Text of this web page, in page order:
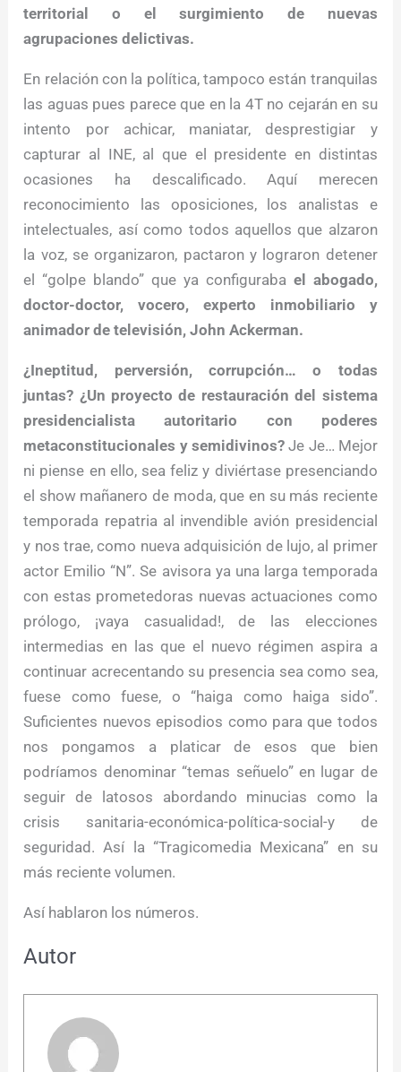
territorial o el surgimiento de nuevas
agrupaciones delictivas.
En relación con la política, tampoco están tranquilas
las aguas pues parece que en la 4T no cejarán en su
intento por achicar, maniatar, desprestigiar y
capturar al INE, al que el presidente en distintas
ocasiones ha descalificado. Aquí merecen
reconocimiento las oposiciones, los analistas e
intelectuales, así como todos aquellos que alzaron
la voz, se organizaron, pactaron y lograron detener
el “golpe blando” que ya configuraba el abogado,
doctor-doctor, vocero, experto inmobiliario y
animador de televisión, John Ackerman.
¿Ineptitud, perversión, corrupción… o todas
juntas? ¿Un proyecto de restauración del sistema
presidencialista autoritario con poderes
metaconstitucionales y semidivinos?Je Je… Mejor
ni piense en ello, sea feliz y diviértase presenciando
el show mañanero de moda, que en su más reciente
temporada repatria al invendible avión presidencial
y nos trae, como nueva adquisición de lujo, al primer
actor Emilio “N”. Se avisora ya una larga temporada
con estas prometedoras nuevas actuaciones como
prólogo, ¡vaya casualidad!, de las elecciones
intermedias en las que el nuevo régimen aspira a
continuar acrecentando su presencia sea como sea,
fuese como fuese, o “haiga como haiga sido”.
Suficientes nuevos episodios como para que todos
nos pongamos a platicar de esos que bien
podríamos denominar “temas señuelo” en lugar de
seguir de latosos abordando minucias como la
crisis sanitaria-económica-política-social-y de
seguridad. Así la “Tragicomedia Mexicana” en su
más reciente volumen.
Así hablaron los números.
Autor